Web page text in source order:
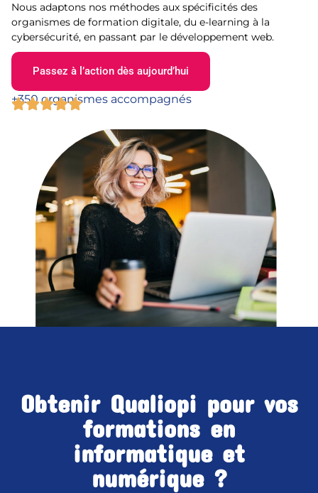
Nous adaptons nos méthodes aux spécificités des
organismes de formation digitale, du e-learning à la
cybersécurité, en passant par le développement web.
Passez à l’action dès aujourd’hui
+350 organismes accompagnés
Obtenir Qualiopi pour vos
formations en
informatique et
numérique ?